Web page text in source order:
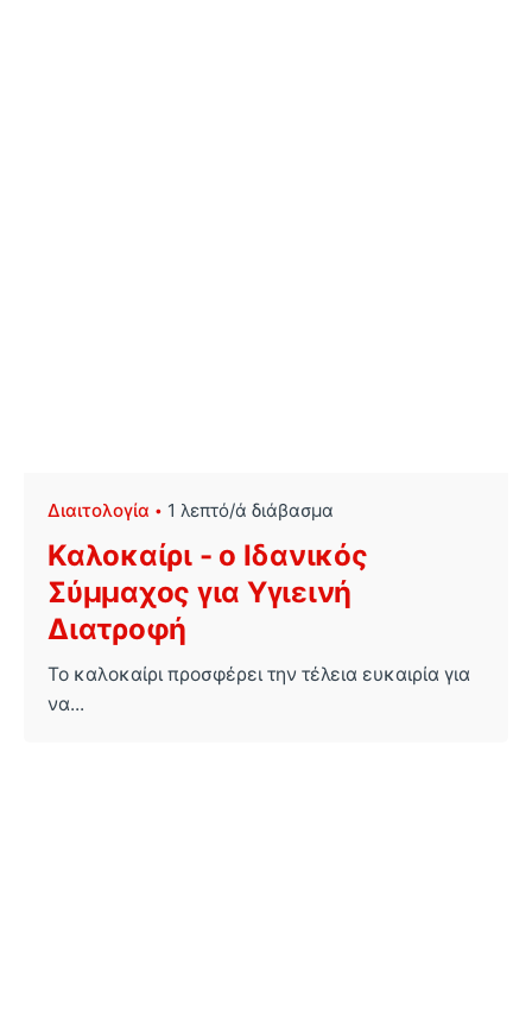
Διαιτολογία 1 λεπτό/ά διάβασμα
Καλοκαίρι - ο Ιδανικός
Σύμμαχος για Υγιεινή
Διατροφή
Το καλοκαίρι προσφέρει την τέλεια ευκαιρία για
να...